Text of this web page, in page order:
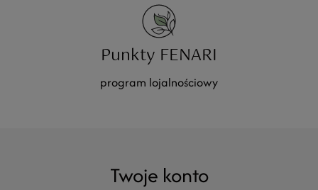
Punkty FENARI
program lojalnościowy
Twoje konto